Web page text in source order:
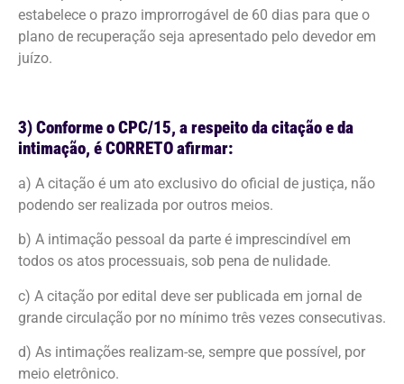
estabelece o prazo improrrogável de 60 dias para que o
plano de recuperação seja apresentado pelo devedor em
juízo.
3) Conforme o CPC/15, a respeito da citação e da
intimação, é CORRETO afirmar:
a) A citação é um ato exclusivo do oficial de justiça, não
podendo ser realizada por outros meios.
b) A intimação pessoal da parte é imprescindível em
todos os atos processuais, sob pena de nulidade.
c) A citação por edital deve ser publicada em jornal de
grande circulação por no mínimo três vezes consecutivas.
d) As intimações realizam-se, sempre que possível, por
meio eletrônico.